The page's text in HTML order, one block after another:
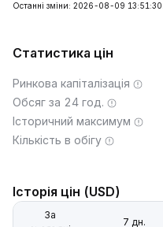
Останні зміни: 2026-08-09 13:51:30.
Статистика цін
Ринкова капіталізація
Обсяг за 24 год.
Історичний максимум
Кількість в обігу
Історія цін (USD)
За
7 дн.